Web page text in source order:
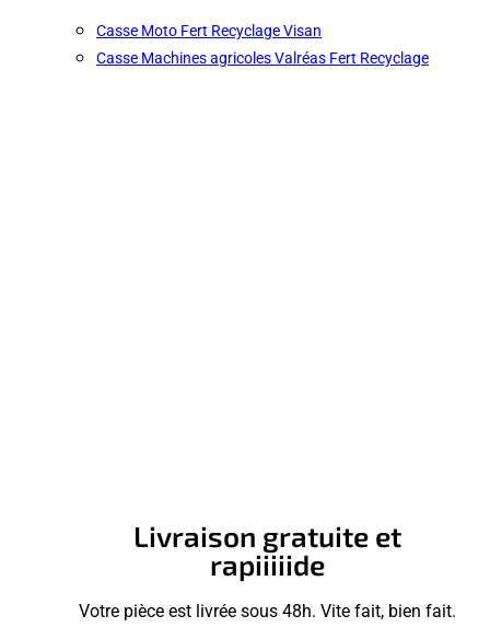
Casse Moto Fert Recyclage Visan
Casse Machines agricoles Valréas Fert Recyclage
Livraison gratuite et
rapiiiiide
Votre pièce est livrée sous 48h. Vite fait, bien fait.